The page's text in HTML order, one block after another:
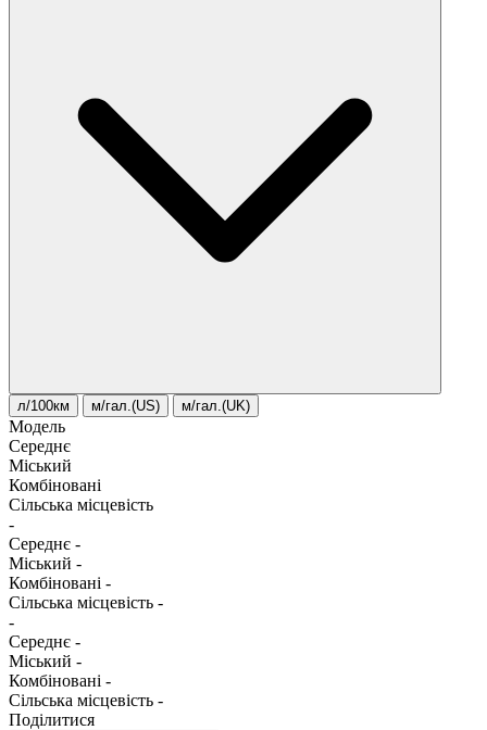
л/100км м/гал.(US) м/гал.(UK)
Модель
Середнє
Міський
Комбіновані
Сільська місцевість
-
Середнє -
Міський -
Комбіновані -
Сільська місцевість -
-
Середнє -
Міський -
Комбіновані -
Сільська місцевість -
Поділитися